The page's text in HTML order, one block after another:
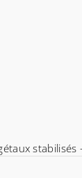
stabilisés